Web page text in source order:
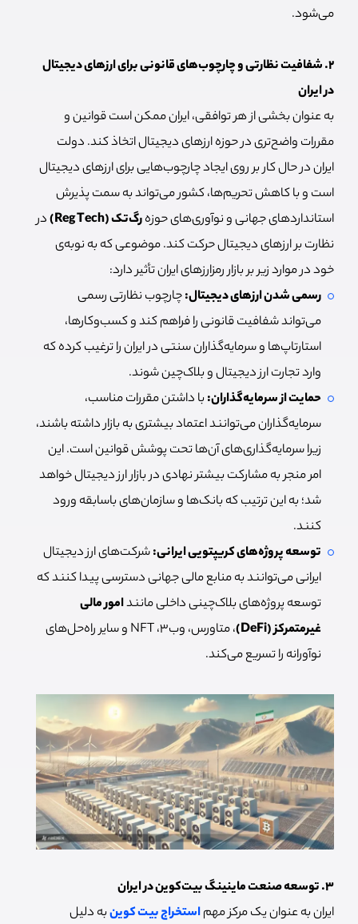
می‌شود.
۲. شفافیت نظارتی و چارچوب‌های قانونی برای ارزهای دیجیتال
در ایران
به عنوان بخشی از هر توافقی، ایران ممکن است قوانین و
مقررات واضح‌تری در حوزه ارزهای دیجیتال اتخاذ کند. دولت
ایران در حال کار بر روی ایجاد چارچوب‌هایی برای ارزهای دیجیتال
است و با کاهش تحریم‌ها، کشور می‌تواند به سمت پذیرش
استانداردهای جهانی و نوآوری‌های حوزهرگ‌تک (Reg Tech)
در
نظارت بر ارزهای دیجیتال حرکت کند. موضوعی که به نوبه‌ی
خود در موارد زیر بر بازار رمزارزهای ایران تأثیر دارد:
رسمی شدن ارزهای دیجیتال:چارچوب نظارتی رسمی
می‌تواند شفافیت قانونی را فراهم کند و کسب‌وکارها،
استارتاپ‌ها و سرمایه‌گذاران سنتی در ایران را ترغیب کرده که
وارد تجارت ارز دیجیتال و بلاک‌چین شوند.
حمایت از سرمایه‌گذاران:با داشتن مقررات مناسب،
سرمایه‌گذاران می‌توانند اعتماد بیشتری به بازار داشته باشند،
زیرا سرمایه‌گذاری‌های آن‌ها تحت پوشش قوانین است. این
امر منجر به مشارکت بیشتر نهادی در بازار ارز دیجیتال خواهد
شد؛ به این ترتیب که بانک‌ها و سازمان‌های باسابقه ورود
کنند.
توسعه پروژه‌های کریپتویی ایرانی:شرکت‌های ارز دیجیتال
ایرانی می‌توانند به منابع مالی جهانی دسترسی پیدا کنند که
توسعه پروژه‌های بلاک‌چینی داخلی مانندامورمالی
غیرمتمرکز (DeFi)
، متاورس، وب‌۳، NFT و سایر راه‌حل‌های
نوآورانه را تسریع می‌کند.
۳. توسعه صنعت ماینینگ بیت‌کوین در ایران
ایران به عنوان یک مرکز مهماستخراج بیت کوینبه دلیل